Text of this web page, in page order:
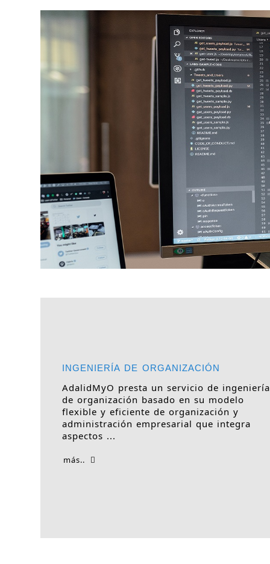
INGENIERÍA DE ORGANIZACIÓN
AdalidMyO presta un servicio de ingeniería
de organización basado en su modelo
flexible y eficiente de organización y
administración empresarial que integra
aspectos ...
más..